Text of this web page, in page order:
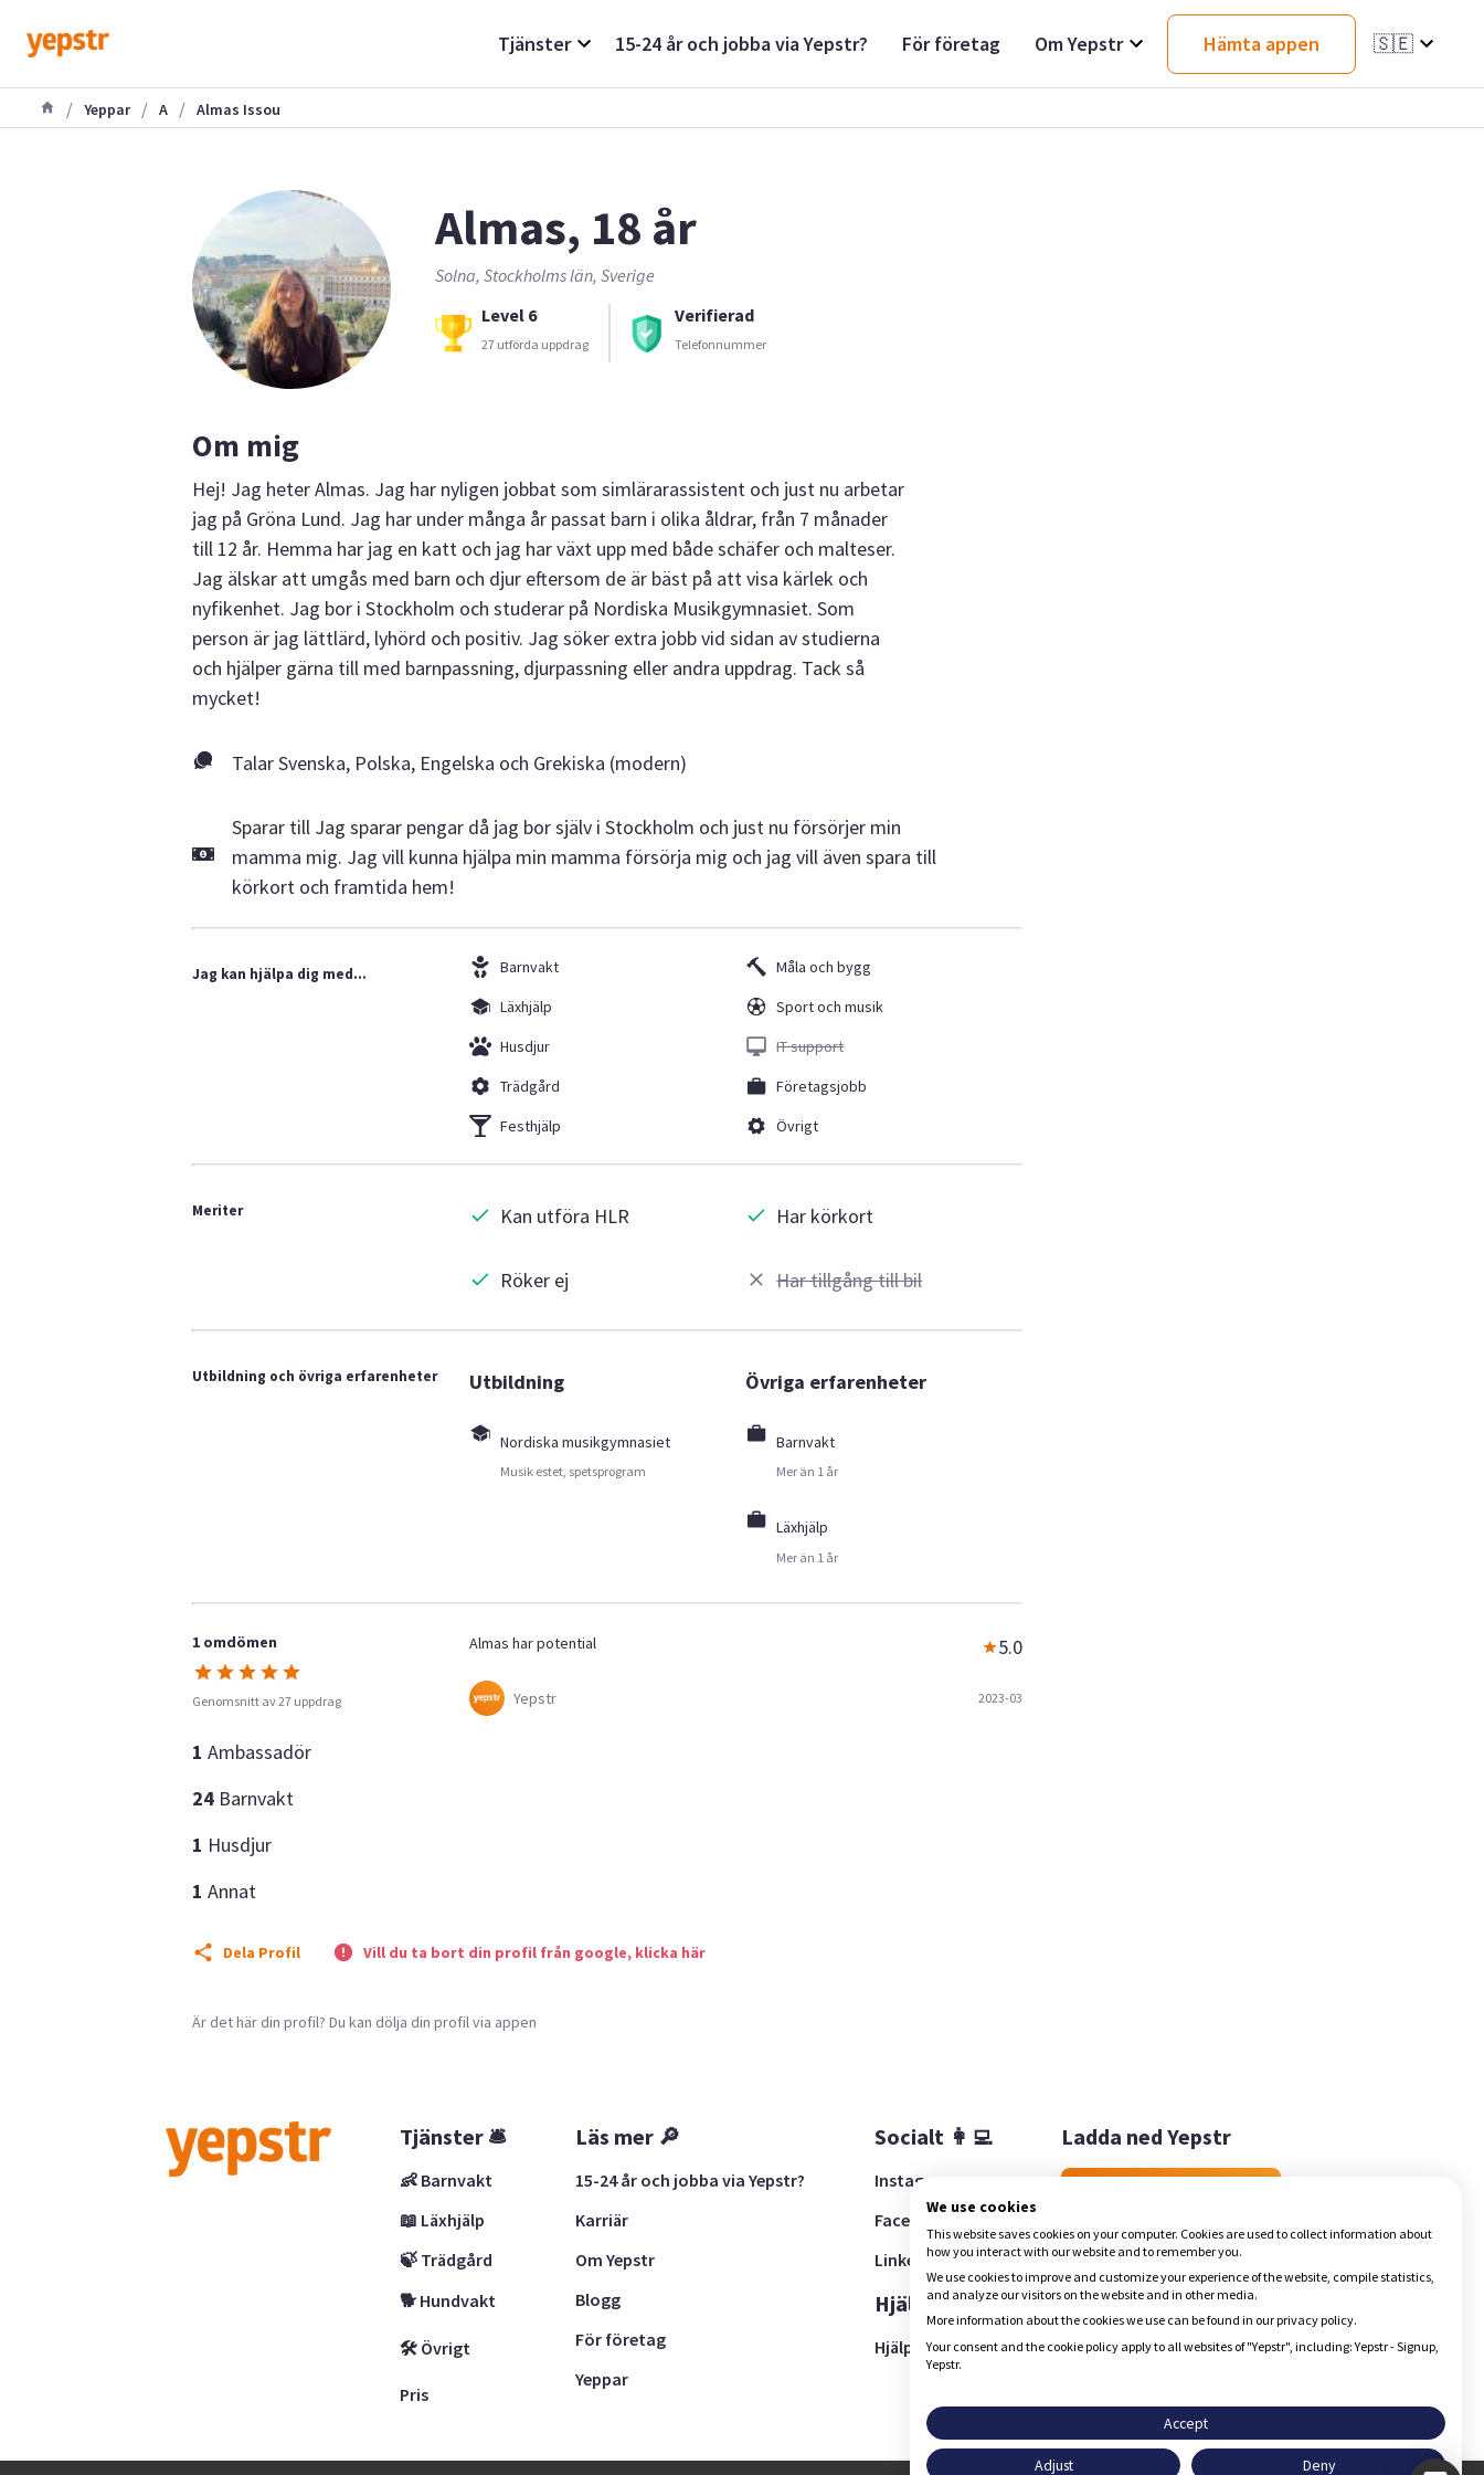
Tjänster 15-24 år och jobba via Yepstr? För företag Om Yepstr Hämta appen 🇸🇪
/ Yeppar / A / Almas Issou
Almas, 18 år
Solna, Stockholms län, Sverige
Level 6
27 utförda uppdrag
Verifierad
Telefonnummer
Om mig
Hej! Jag heter Almas. Jag har nyligen jobbat som simlärarassistent och just nu arbetar
jag på Gröna Lund. Jag har under många år passat barn i olika åldrar, från 7 månader
till 12 år. Hemma har jag en katt och jag har växt upp med både schäfer och malteser.
Jag älskar att umgås med barn och djur eftersom de är bäst på att visa kärlek och
nyfikenhet. Jag bor i Stockholm och studerar på Nordiska Musikgymnasiet. Som
person är jag lättlärd, lyhörd och positiv. Jag söker extra jobb vid sidan av studierna
och hjälper gärna till med barnpassning, djurpassning eller andra uppdrag. Tack så
mycket!
Talar Svenska, Polska, Engelska och Grekiska (modern)
Sparar till Jag sparar pengar då jag bor själv i Stockholm och just nu försörjer min
mamma mig. Jag vill kunna hjälpa min mamma försörja mig och jag vill även spara till
körkort och framtida hem!
Jag kan hjälpa dig med...
Barnvakt
Läxhjälp
Husdjur
Trädgård
Festhjälp
Måla och bygg
Sport och musik
IT support
Företagsjobb
Övrigt
Meriter Kan utföra HLR
Röker ej
Har körkort
Har tillgång till bil
Utbildning och övriga erfarenheter Utbildning
Nordiska musikgymnasiet
Musik estet, spetsprogram
Övriga erfarenheter
Barnvakt
Mer än 1 år
Läxhjälp
Mer än 1 år
1 omdömen
Genomsnitt av 27 uppdrag
1 Ambassadör
24 Barnvakt
1 Husdjur
1 Annat
Almas har potential 5.0
Yepstr 2023-03
Dela Profil Vill du ta bort din profil från google, klicka här
Är det här din profil? Du kan dölja din profil via appen
Tjänster 🛎
👶 Barnvakt
📖 Läxhjälp
🍃 Trädgård
🐕 Hundvakt
🛠 Övrigt
Pris
Läs mer 🔎
15-24 år och jobba via Yepstr?
Karriär
Om Yepstr
Blogg
För företag
Yeppar
Socialt 👩‍💻
Instagram
Facebook
LinkedIn
Hjälp 🚨
Hjälpcenter
Ladda ned Yepstr
We use cookies
This website saves cookies on your computer. Cookies are used to collect information about
how you interact with our website and to remember you.
We use cookies to improve and customize your experience of the website, compile statistics,
and analyze our visitors on the website and in other media.
More information about the cookies we use can be found in our privacy policy.
Your consent and the cookie policy apply to all websites of "Yepstr", including: Yepstr - Signup,
Yepstr.
Accept
Adjust Deny